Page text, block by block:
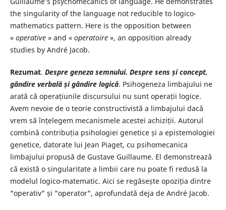
the singularity of the language not reducible to logico-
mathematics pattern. Here is the opposition between
« operative» and « operatoire», an opposition already
studies by André Jacob.
Rezumat. Despre geneza semnului. Despre sens și concept,
gândire verbală și gândire logică. Psihogeneza limbajului ne
arată că operațiunile discursului nu sunt operații logice.
Avem nevoie de o teorie constructivistă a limbajului dacă
vrem să înțelegem mecanismele acestei achiziții. Autorul
combină contribuția psihologiei genetice și a epistemologiei
genetice, datorate lui Jean Piaget, cu psihomecanica
limbajului propusă de Gustave Guillaume. El demonstrează
că există o singularitate a limbii care nu poate fi redusă la
modelul logico-matematic. Aici se regăsește opoziția dintre
"operativ" și "operator", aprofundată deja de André Jacob.